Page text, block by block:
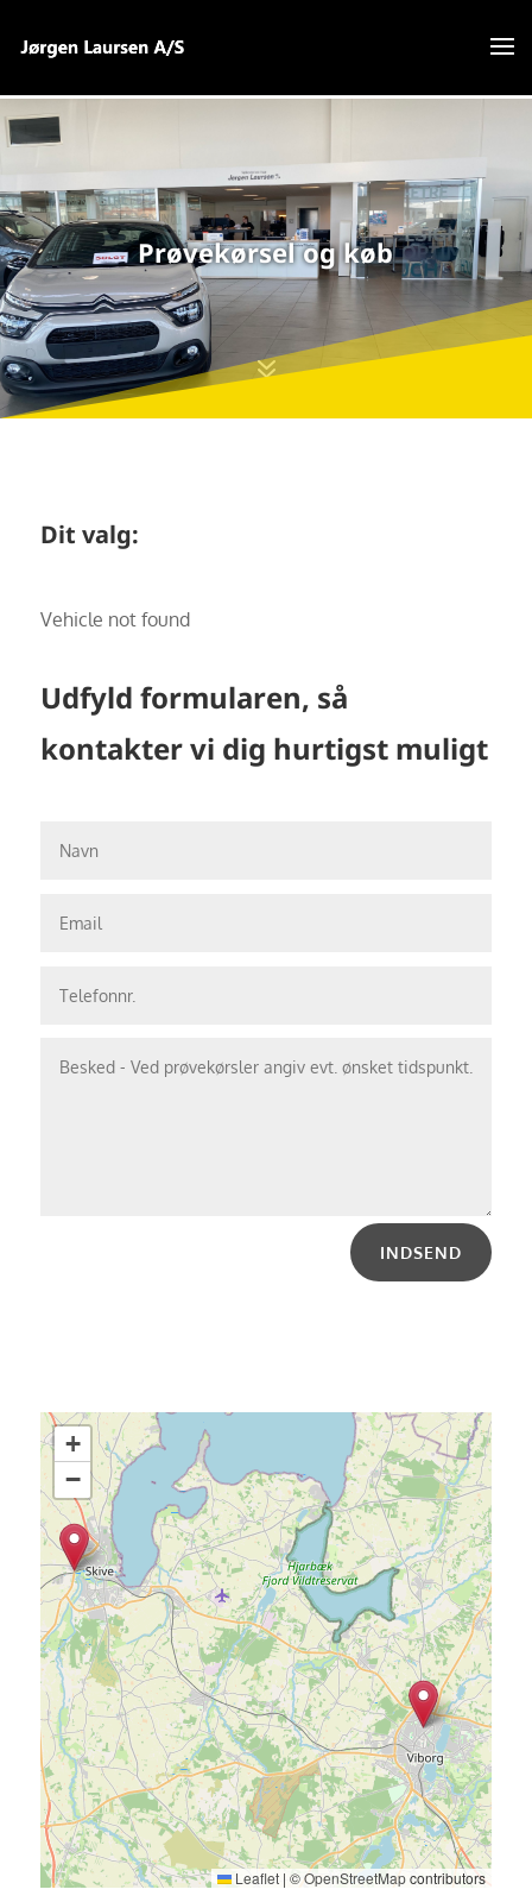
Prøvekørsel og køb
7
Dit valg:
Vehicle not found
Udfyld formularen, så
kontakter vi dig hurtigst muligt
INDSEND
+
−
Leaflet | ©OpenStreetMapcontributors